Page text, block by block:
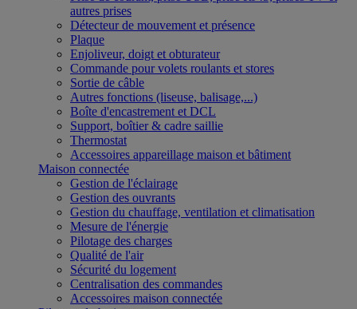
autres prises
Détecteur de mouvement et présence
Plaque
Enjoliveur, doigt et obturateur
Commande pour volets roulants et stores
Sortie de câble
Autres fonctions (liseuse, balisage,...)
Boîte d'encastrement et DCL
Support, boîtier & cadre saillie
Thermostat
Accessoires appareillage maison et bâtiment
Maison connectée
Gestion de l'éclairage
Gestion des ouvrants
Gestion du chauffage, ventilation et climatisation
Mesure de l'énergie
Pilotage des charges
Qualité de l'air
Sécurité du logement
Centralisation des commandes
Accessoires maison connectée